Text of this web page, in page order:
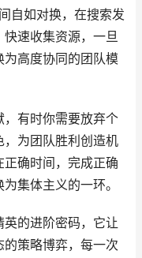
自如对换，在搜索发
速收集资源，一旦
高度协同的团队模
有时你需要放弃个
为团队胜利创造机
确时间，完成正确
集体主义的一环。
的进阶密码，它让
策略博弈，每一次